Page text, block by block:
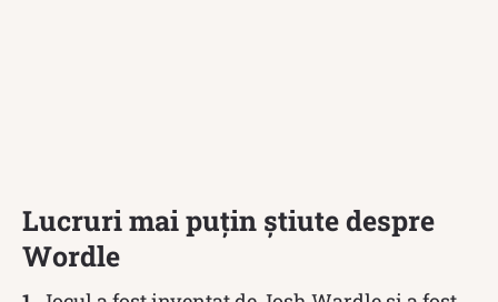
Lucruri mai puțin știute despre
Wordle